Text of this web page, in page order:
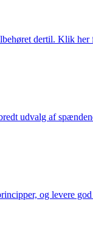
dertil. Klik her
udvalg af
og levere